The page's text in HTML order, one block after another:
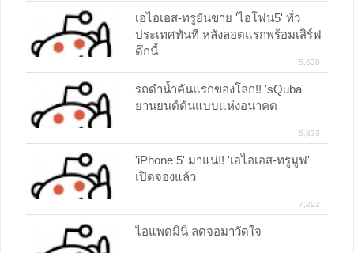
เอไอเอส-ทรูยันขาย 'ไอโฟน5' ทั่ว
ประเทศทันที หลังลอตแรกพร้อมเสิร์ฟ
ดึกนี้
5,630
รถดำน้ำคันแรกของโลก!! 'sQuba'
ยานยนต์ต้นแบบแห่งอนาคต
5,833
'iPhone 5' มาแน่!! 'เอไอเอส-ทรูมูฟ'
เปิดจองแล้ว
7,292
ไอแพดมินิ ลดจอมาวัดใจ